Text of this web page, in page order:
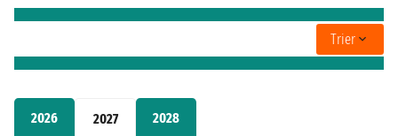
2026 2027 2028
Trier